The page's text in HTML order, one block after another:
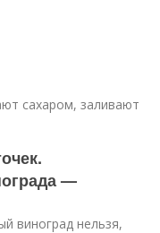
сахаром, заливают
—
виноград нельзя,